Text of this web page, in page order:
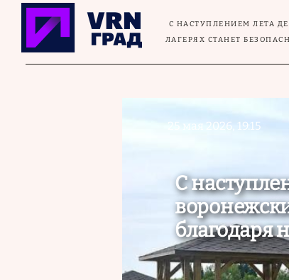
Перейти к основному содержанию
С НАСТУПЛЕНИЕМ ЛЕТА
ЛАГЕРЯХ СТАНЕТ
25 мая 2026, 19:15
С
благодаря